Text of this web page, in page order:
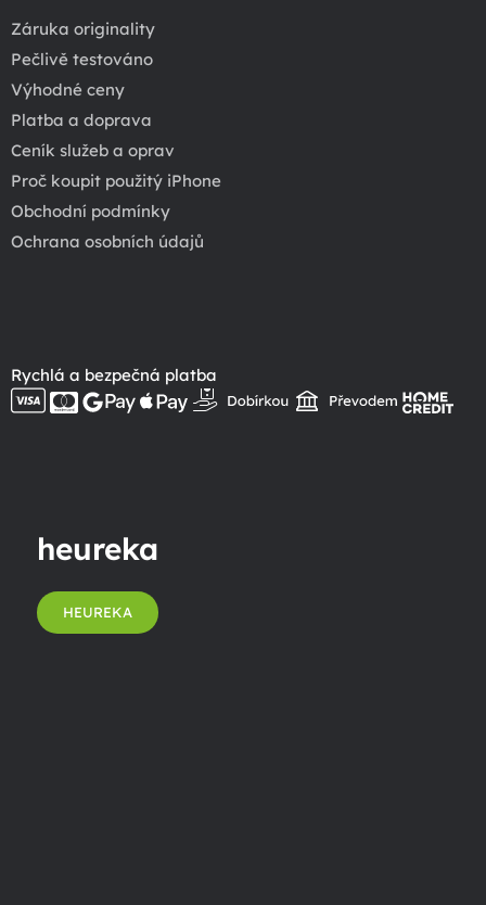
Záruka originality
Pečlivě testováno
Výhodné ceny
Platba a doprava
Ceník služeb a oprav
Proč koupit použitý iPhone
Obchodní podmínky
Ochrana osobních údajů
Rychlá a bezpečná platba
heureka
HEUREKA